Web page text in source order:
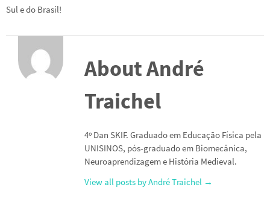
Sul e do Brasil!
About André
Traichel
4º Dan SKIF. Graduado em Educação Física pela
UNISINOS, pós-graduado em Biomecânica,
Neuroaprendizagem e História Medieval.
View all posts by André Traichel →